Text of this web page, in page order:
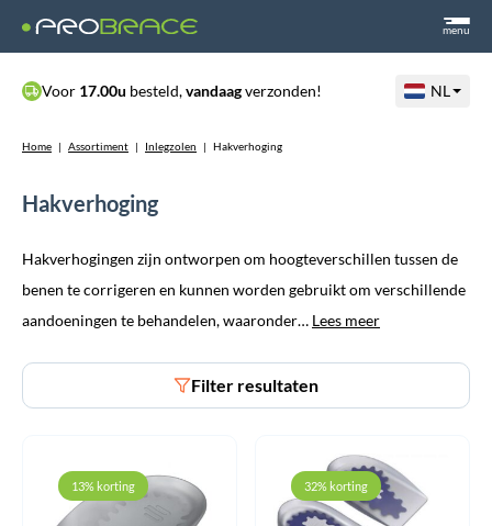
menu
Voor 17.00u besteld,vandaagverzonden! NL
Home | Assortiment | Inlegzolen | Hakverhoging
Hakverhoging
Hakverhogingen zijn ontworpen om hoogteverschillen tussen de
benen te corrigeren en kunnen worden gebruikt om verschillende
aandoeningen te behandelen, waaronder… Lees meer
Filter resultaten
13% korting 32% korting